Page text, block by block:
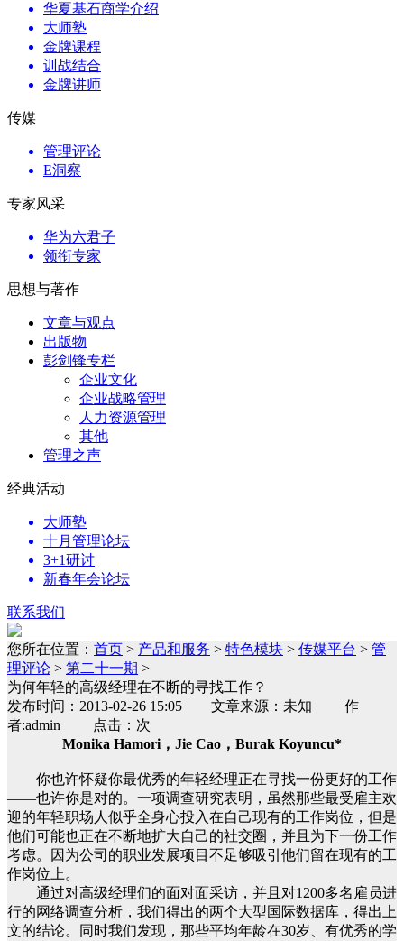
华夏基石商学介绍
大师塾
金牌课程
训战结合
金牌讲师
传媒
管理评论
E洞察
专家风采
华为六君子
领衔专家
思想与著作
文章与观点
出版物
彭剑锋专栏
企业文化
企业战略管理
人力资源管理
其他
管理之声
经典活动
大师塾
十月管理论坛
3+1研讨
新春年会论坛
联系我们
您所在位置： 首页 > 产品和服务 > 特色模块 > 传媒平台 > 管
理评论 > 第二十一期 >
为何年轻的高级经理在不断的寻找工作？
发布时间：2013-02-26 15:05 文章来源：未知 作
者:admin 点击：次
Monika Hamori，Jie Cao，Burak Koyuncu*
你也许怀疑你最优秀的年轻经理正在寻找一份更好的工作
——也许你是对的。一项调查研究表明，虽然那些最受雇主欢
迎的年轻职场人似乎全身心投入在自己现有的工作岗位，但是
他们可能也正在不断地扩大自己的社交圈，并且为下一份工作
考虑。因为公司的职业发展项目不足够吸引他们留在现有的工
作岗位上。
通过对高级经理们的面对面采访，并且对1200多名雇员进
行的网络调查分析，我们得出的两个大型国际数据库，得出上
文的结论。同时我们发现，那些平均年龄在30岁、有优秀的学